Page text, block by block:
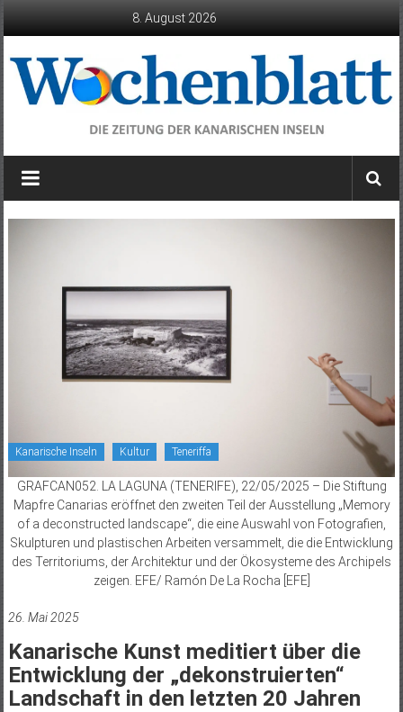
8. August 2026
Wochenblatt
die
Kanarische Inseln Kultur Teneriffa
GRAFCAN052. LA LAGUNA (TENERIFE), 22/05/2025 – Die Stiftung
Mapfre Canarias eröffnet den zweiten Teil der Ausstellung „Memory
of a deconstructed landscape“, die eine Auswahl von Fotografien,
Skulpturen und plastischen Arbeiten versammelt, die die Entwicklung
des Territoriums, der Architektur und der Ökosysteme des Archipels
zeigen. EFE/ Ramón De La Rocha [EFE]
26. Mai 2025
Kanarische Kunst meditiert über die
Entwicklung der „dekonstruierten“
Landschaft in den letzten 20 Jahren